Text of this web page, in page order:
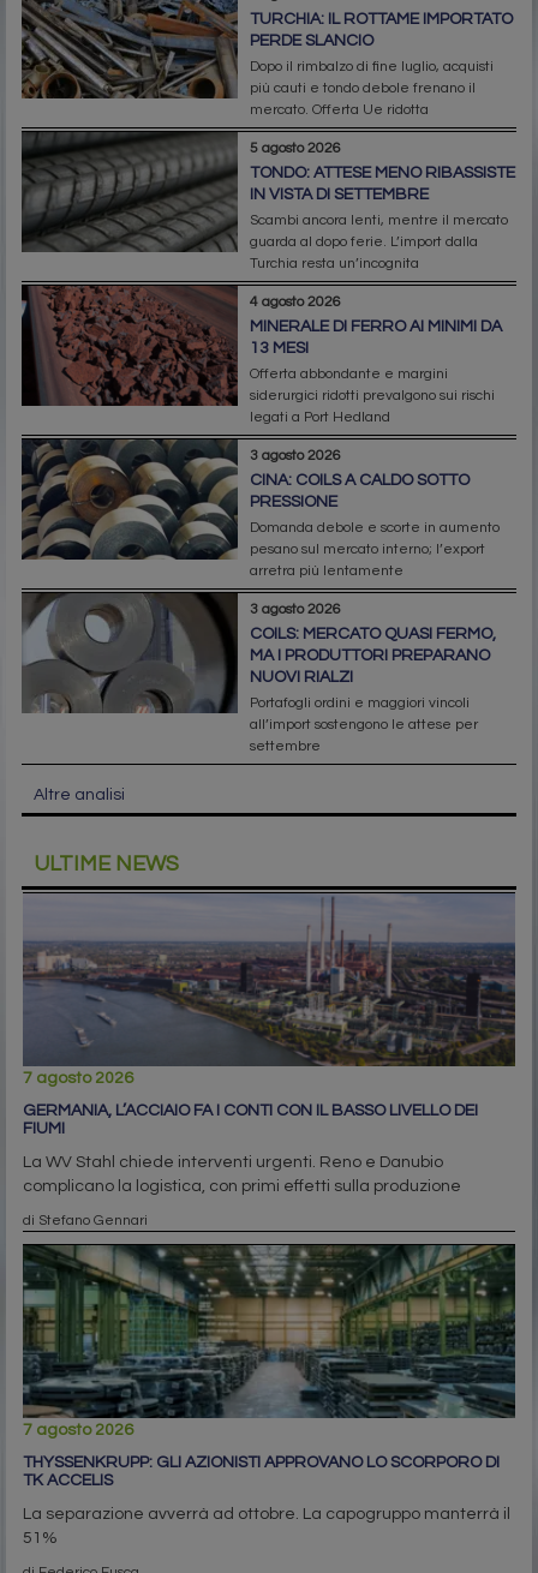
TURCHIA: IL ROTTAME IMPORTATO
PERDE SLANCIO
Dopo il rimbalzo di fine luglio, acquisti
più cauti e tondo debole frenano il
mercato. Offerta Ue ridotta
5 agosto 2026
TONDO: ATTESE MENO RIBASSISTE
IN VISTA DI SETTEMBRE
Scambi ancora lenti, mentre il mercato
guarda al dopo ferie. L’import dalla
Turchia resta un’incognita
4 agosto 2026
MINERALE DI FERRO AI MINIMI DA
13 MESI
Offerta abbondante e margini
siderurgici ridotti prevalgono sui rischi
legati a Port Hedland
3 agosto 2026
CINA: COILS A CALDO SOTTO
PRESSIONE
Domanda debole e scorte in aumento
pesano sul mercato interno; l’export
arretra più lentamente
3 agosto 2026
COILS: MERCATO QUASI FERMO,
MA I PRODUTTORI PREPARANO
NUOVI RIALZI
Portafogli ordini e maggiori vincoli
all’import sostengono le attese per
settembre
Altre analisi
ULTIME NEWS
7 agosto 2026
GERMANIA, L’ACCIAIO FA I CONTI CON IL BASSO LIVELLO DEI
FIUMI
La WV Stahl chiede interventi urgenti. Reno e Danubio
complicano la logistica, con primi effetti sulla produzione
di Stefano Gennari
7 agosto 2026
THYSSENKRUPP: GLI AZIONISTI APPROVANO LO SCORPORO DI
TK ACCELIS
La separazione avverrà ad ottobre. La capogruppo manterrà il
51%